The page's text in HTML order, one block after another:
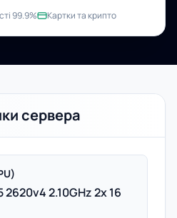
99.9% Картки та крипто
сервера
2620v4 2.10GHz 2x 16